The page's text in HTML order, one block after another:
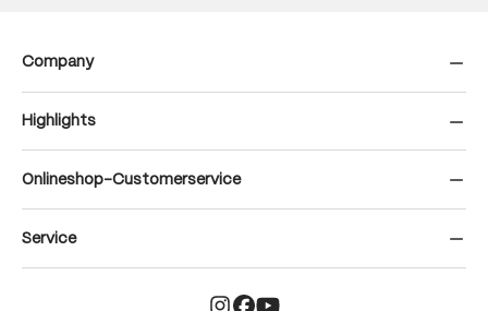
Company
Highlights
Onlineshop-Customerservice
Service